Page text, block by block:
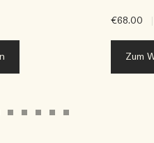
€68.00
Zum